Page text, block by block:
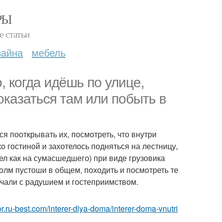
статьи
мебель
когда идёшь по улице,
там или побыть в
пооткрывать их, посмотреть, что внутри
и захотелось подняться на лестницу,
как на сумасшедшего) при виде грузовика
пустоши в общем, походить и посмотреть те
с радушием и гостеприимством.
best.com/interer-dlya-doma/interer-doma-vnutri